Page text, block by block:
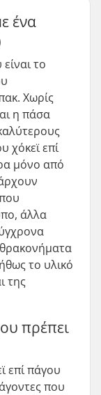
ένα
το
Χωρίς
η πάσα
χόκεϊ επί
μόνο από
άλλα
το υλικό
της
πρέπει
επί πάγου
που